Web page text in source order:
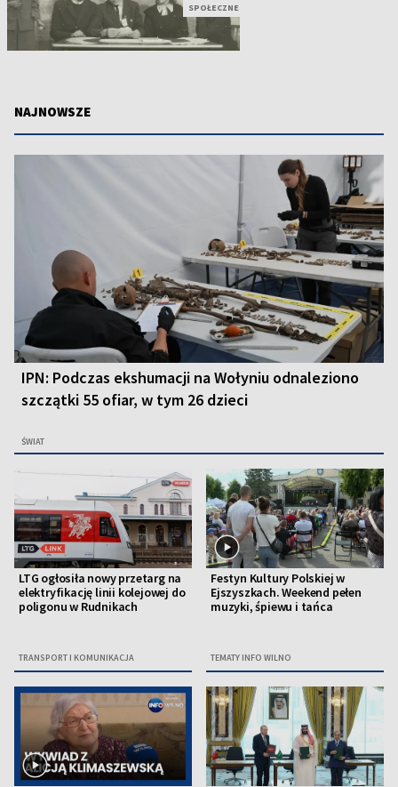
SPOŁECZNE
NAJNOWSZE
IPN: Podczas ekshumacji na Wołyniu odnaleziono
szczątki 55 ofiar, w tym 26 dzieci
ŚWIAT
LTG ogłosiła nowy przetarg na
elektryfikację linii kolejowej do
poligonu w Rudnikach
TRANSPORT I KOMUNIKACJA
Festyn Kultury Polskiej w
Ejszyszkach. Weekend pełen
muzyki, śpiewu i tańca
TEMATY INFO WILNO